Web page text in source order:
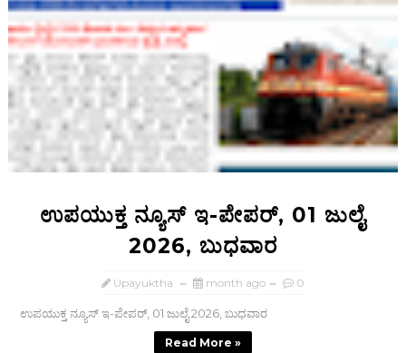
ಉಪಯುಕ್ತ ನ್ಯೂಸ್ ಇ-ಪೇಪರ್, 01 ಜುಲೈ
2026, ಬುಧವಾರ
Upayuktha month ago 0
ಉಪಯುಕ್ತ ನ್ಯೂಸ್ ಇ-ಪೇಪರ್, 01 ಜುಲೈ 2026, ಬುಧವಾರ
Read More »